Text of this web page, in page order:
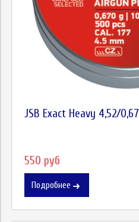
JSB Exact Heavy 4,52/0,67
550 руб
Подробнее